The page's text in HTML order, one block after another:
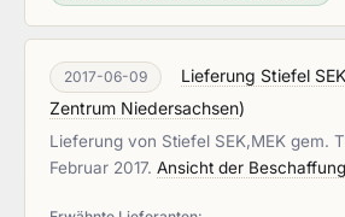
2017-06-09 Lieferung Stiefel
Zentrum Niedersachsen)
Lieferung von Stiefel SEK,MEK gem.
Februar 2017. Ansicht der